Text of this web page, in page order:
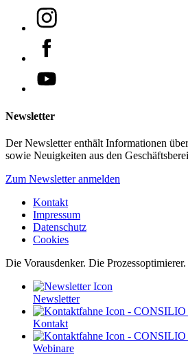
Newsletter
Der Newsletter enthält Informationen
sowie Neuigkeiten aus den
Zum Newsletter anmelden
Kontakt
Impressum
Datenschutz
Cookies
Die Vorausdenker. Die
Newsletter
Kontakt
Webinare